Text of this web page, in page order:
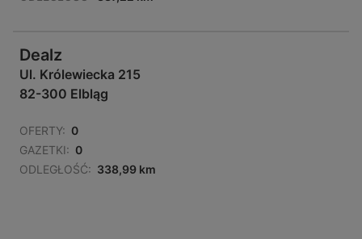
Dealz
Ul. Królewiecka 215
82-300 Elbląg
OFERTY: 0
GAZETKI: 0
ODLEGŁOŚĆ: 338,99 km